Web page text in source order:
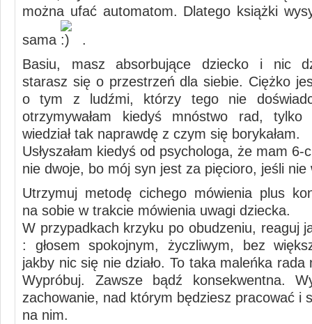
można ufać automatom. Dlatego książki
sama
.
Basiu, masz absorbujące dziecko i nic
starasz się o przestrzeń dla siebie. Ciężko
o tym z ludźmi, którzy tego nie
otrzymywałam kiedyś mnóstwo rad,
wiedział tak naprawdę z czym się borykałam.
Usłyszałam kiedyś od psychologa, że mam 6-
nie dwoje, bo mój syn jest za pięcioro, jeśli nie
Utrzymuj metodę cichego mówienia plus
na sobie w trakcie mówienia uwagi dziecka.
W przypadkach krzyku po obudzeniu, reaguj
: głosem spokojnym, życzliwym, bez
jakby nic się nie działo. To taka maleńka rada
Wypróbuj. Zawsze bądź konsekwentna.
zachowanie, nad którym będziesz pracować i
na nim.